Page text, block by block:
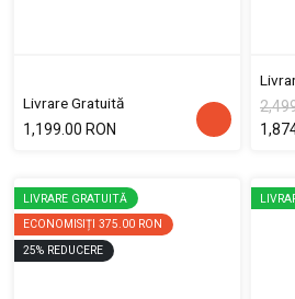
Livrare Gratuită
1,199.00 RON
LIVRARE GRATUITĂ
ECONOMISIȚI 375.00 RON
25% REDUCERE